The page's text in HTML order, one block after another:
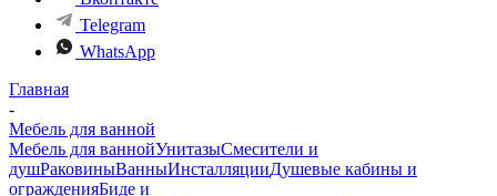
Telegram
WhatsApp
Главная
-
Мебель для ванной
Мебель для ваннойУнитазыСмесители и
душРаковиныВанныИнсталляцииДушевые кабины и
огражденияБиде и